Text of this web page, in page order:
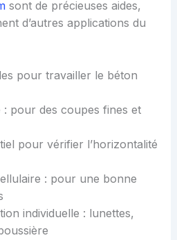
sont de précieuses aides,
d’autres applications du
pour travailler le béton
pour des coupes fines et
pour vérifier l’horizontalité
: pour une bonne
individuelle : lunettes,